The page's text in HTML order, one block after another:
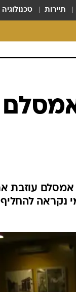
תיירות טכנולוגיה